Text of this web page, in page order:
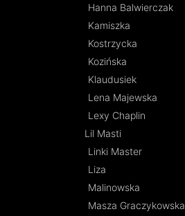
Hanna Balwierczak
Kamiszka
Kostrzycka
Kozińska
Klaudusiek
Lena Majewska
Lexy Chaplin
Lil Masti
Linki Master
Liza
Malinowska
Masza Graczykowska